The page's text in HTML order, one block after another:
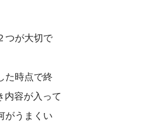
つが大切で
た時点で終
内容が入って
がうまくい